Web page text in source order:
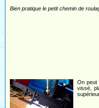
Bien pratique le petit chemin de
On peut
vissé,